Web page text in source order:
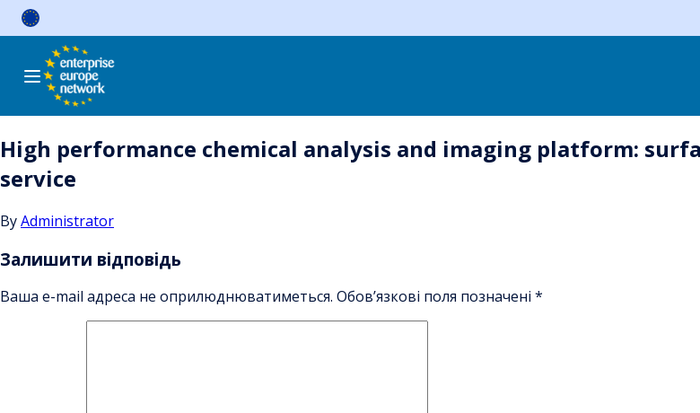
Skip
High performance chemical analysis and imaging platform:
service
ByAdministrator
Залишити відповідь
Ваша e-mail адреса не оприлюднюватиметься. Обов’язкові поля позначені *